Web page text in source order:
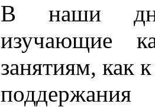
В наши
изучающие
занятиям, как